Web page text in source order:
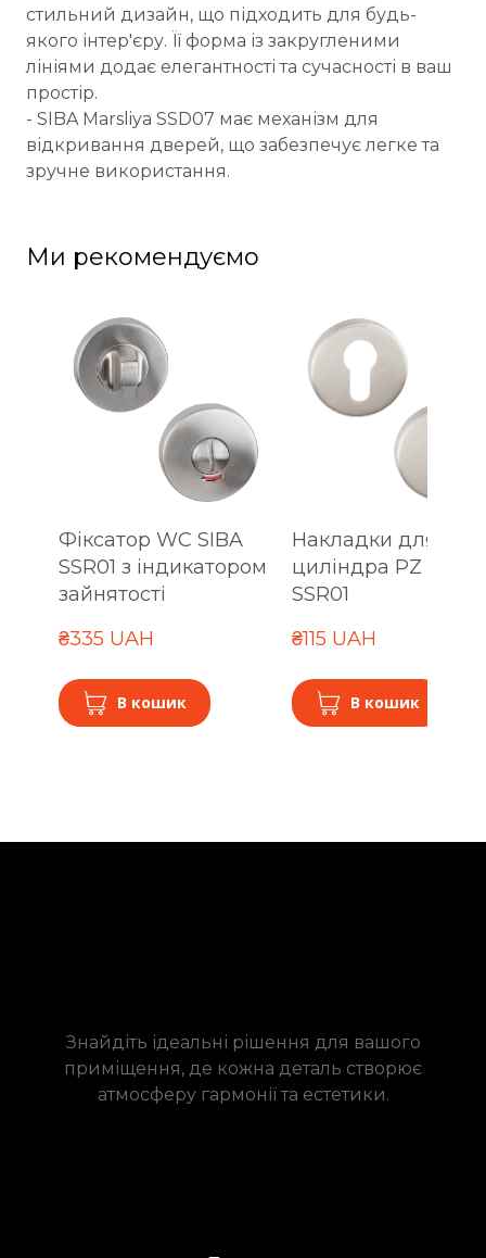
стильний дизайн, що підходить для будь-
якого інтер'єру. Її форма із закругленими
лініями додає елегантності та сучасності в ваш
простір.
- SIBA Marsliya SSD07 має механізм для
відкривання дверей, що забезпечує легке та
зручне використання.
Ми рекомендуємо
Фіксатор WC SIBA
SSR01 з індикатором
зайнятості
₴335 UAH
В кошик
Накладки для
циліндра PZ SIBA
SSR01
₴115 UAH
В кошик
Знайдіть ідеальні рішення для вашого
приміщення, де кожна деталь створює
атмосферу гармонії та естетики.